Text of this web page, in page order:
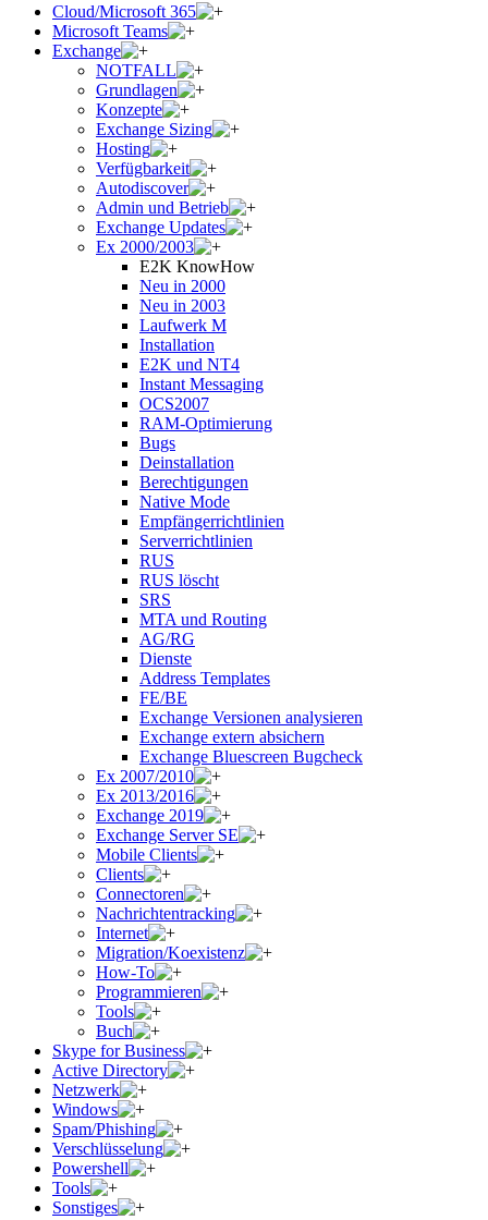
Cloud/Microsoft 365
Microsoft Teams
Exchange
NOTFALL
Grundlagen
Konzepte
Exchange Sizing
Hosting
Verfügbarkeit
Autodiscover
Admin und Betrieb
Exchange Updates
Ex 2000/2003
E2K KnowHow
Neu in 2000
Neu in 2003
Laufwerk M
Installation
E2K und NT4
Instant Messaging
OCS2007
RAM-Optimierung
Bugs
Deinstallation
Berechtigungen
Native Mode
Empfängerrichtlinien
Serverrichtlinien
RUS
RUS löscht
SRS
MTA und Routing
AG/RG
Dienste
Address Templates
FE/BE
Exchange Versionen analysieren
Exchange extern absichern
Exchange Bluescreen Bugcheck
Ex 2007/2010
Ex 2013/2016
Exchange 2019
Exchange Server SE
Mobile Clients
Clients
Connectoren
Nachrichtentracking
Internet
Migration/Koexistenz
How-To
Programmieren
Tools
Buch
Skype for Business
Active Directory
Netzwerk
Windows
Spam/Phishing
Verschlüsselung
Powershell
Tools
Sonstiges